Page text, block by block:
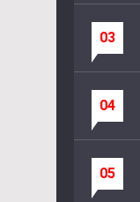
03
04
05